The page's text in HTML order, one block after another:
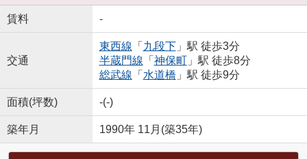
賃料 -
交通
東西線 「 九段下」駅 徒歩3分
半蔵門線 「 神保町」駅 徒歩8分
総武線 「 水道橋 」駅 徒歩9分
面積(坪数) -(-)
築年月 1990年 11月(築35年)